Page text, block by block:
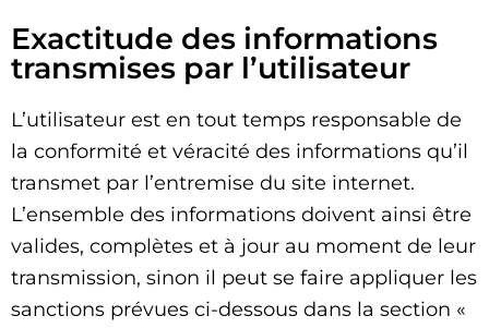
Exactitude des informations
transmises par l’utilisateur
L’utilisateur est en tout temps responsable de
la conformité et véracité des informations qu’il
transmet par l’entremise du site internet.
L’ensemble des informations doivent ainsi être
valides, complètes et à jour au moment de leur
transmission, sinon il peut se faire appliquer les
sanctions prévues ci-dessous dans la section «